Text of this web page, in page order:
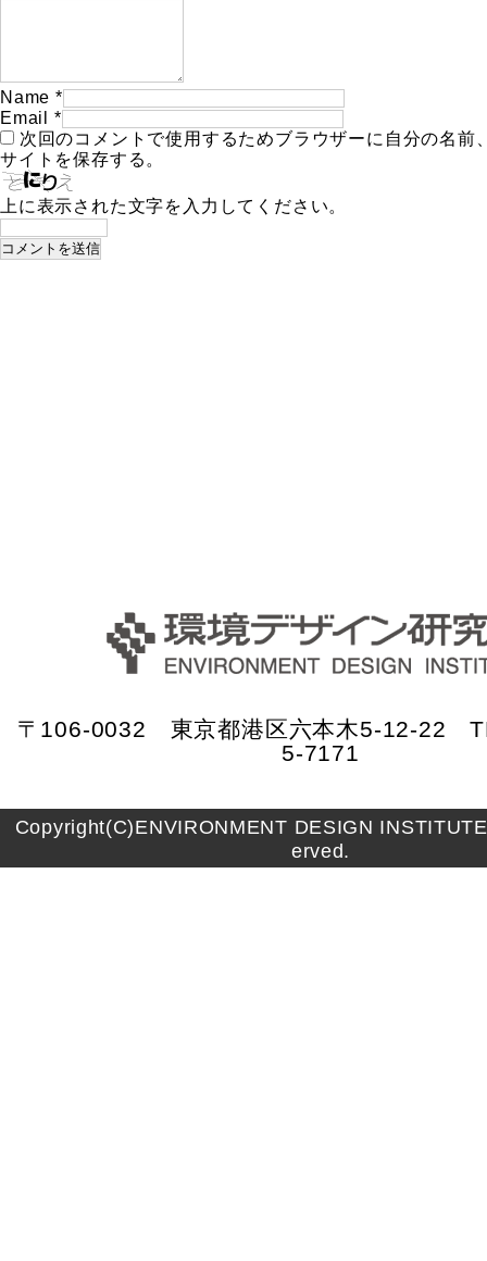
Name *
Email
*
次回のコメントで使用するためブラウザーに自分の名前
サイトを保存する。
上に表示された文字を入力してください。
〒106-0032 東京都港区六本木5-12-22
5-7171
Copyright(C)ENVIRONMENT DESIGN
erved.